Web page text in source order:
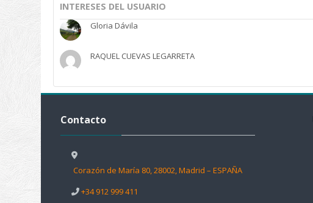
INTERESES DEL USUARIO
Gloria Dávila
RAQUEL CUEVAS LEGARRETA
Contacto
Corazón de María 80, 28002, Madrid – ESPAÑA
+34 912 999 411